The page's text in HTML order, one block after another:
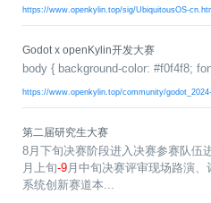
更
多
架
版
本
赛
o
d
o
t
X
o
p
e
n
安
漏
洞
告
反
馈
明
法
律
声
明
https://www.openkylin.top/sig/UbiquitousOS-
Godot x openKylin开发大赛
body { background-color: #f0f4f8;
https://www.openkylin.top/community/
第二届研究生大赛
8月下旬决赛阶段进入决赛参赛队伍
月上旬-9月中旬决赛评审现场路演、
系统创新赛道本...